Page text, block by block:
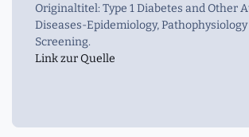
Originaltitel: Type 1 Diabetes and Other
Diseases-Epidemiology,
Screening.
Link zur Quelle